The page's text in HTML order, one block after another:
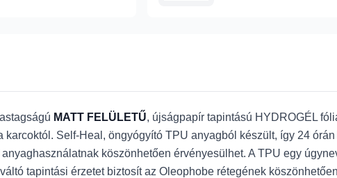
MATT FELÜLETŰ, újságpapír tapintású HYDROGÉL
karcoktól. Self-Heal, öngyógyító TPU anyagból készült, így 24
köszönhetően érvényesülhet. A TPU egy
tapintási érzetet biztosít az Oleophobe rétegének